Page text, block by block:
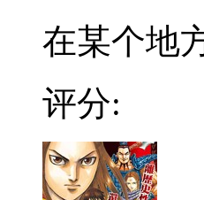
在某个地
评分: